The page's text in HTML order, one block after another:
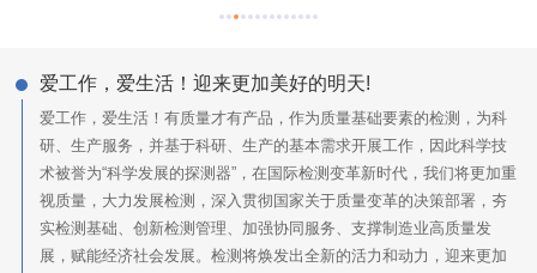
爱工作，爱生活！迎来更加美好的明天!
爱工作，爱生活！有质量才有产品，作为质量基础要素的检测，为科
研、生产服务，并基于科研、生产的基本需求开展工作，因此科学技
术被誉为“科学发展的探测器”，在国际检测变革新时代，我们将更加重
视质量，大力发展检测，深入贯彻国家关于质量变革的决策部署，夯
实检测基础、创新检测管理、加强协同服务、支撑制造业高质量发
展，赋能经济社会发展。检测将焕发出全新的活力和动力，迎来更加